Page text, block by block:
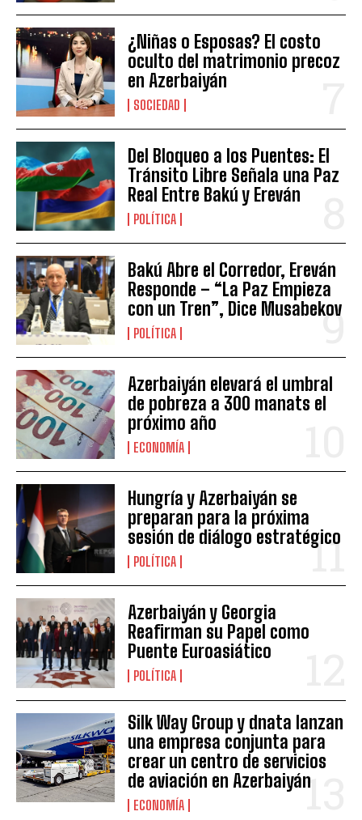
¿Niñas o Esposas? El costo
oculto del matrimonio precoz
en Azerbaiyán
SOCIEDAD
Del Bloqueo a los Puentes: El
Tránsito Libre Señala una Paz
Real Entre Bakú y Ereván
POLÍTICA
Bakú Abre el Corredor, Ereván
Responde – “La Paz Empieza
con un Tren”, Dice Musabekov
POLÍTICA
Azerbaiyán elevará el umbral
de pobreza a 300 manats el
próximo año
ECONOMÍA
Hungría y Azerbaiyán se
preparan para la próxima
sesión de diálogo estratégico
POLÍTICA
Azerbaiyán y Georgia
Reafirman su Papel como
Puente Euroasiático
POLÍTICA
Silk Way Group y dnata lanzan
una empresa conjunta para
crear un centro de servicios
de aviación en Azerbaiyán
ECONOMÍA